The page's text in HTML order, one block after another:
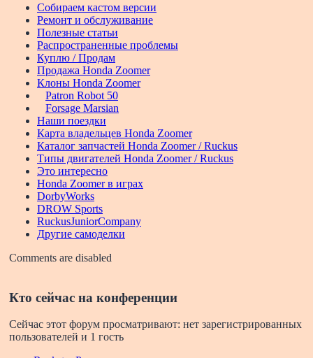
Собираем кастом версии
Ремонт и обслуживание
Полезные статьи
Распространенные проблемы
Куплю / Продам
Продажа Honda Zoomer
Клоны Honda Zoomer
Patron Robot 50
Forsage Marsian
Наши поездки
Карта владельцев Honda Zoomer
Каталог запчастей Honda Zoomer / Ruckus
Типы двигателей Honda Zoomer / Ruckus
Это интересно
Honda Zoomer в играх
DorbyWorks
DROW Sports
RuckusJuniorCompany
Другие самоделки
Comments are disabled
Кто сейчас на конференции
Сейчас этот форум просматривают: нет зарегистрированных
пользователей и 1 гость